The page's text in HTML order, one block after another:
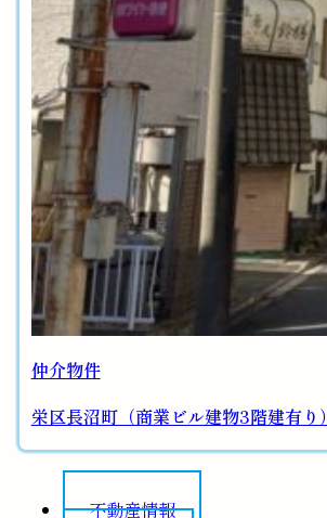
仲介物件
栄区長沼町（商業ビル建物3階建有り）
不動産情報